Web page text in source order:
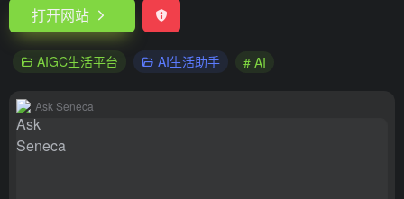
打开网站
AIGC生活平台 AI生活助手 # AI
Ask Seneca